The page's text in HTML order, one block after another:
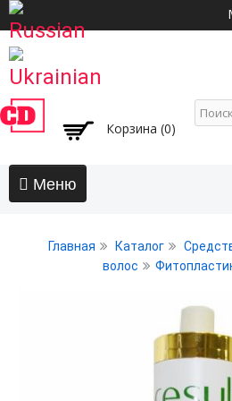
основному
Корзина (0)
АКЦИИ
Бальзамы и кондиционеры
Безсульфатный уход
Воски, пасты, глина, помады для
Главная Каталог
волос